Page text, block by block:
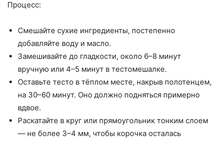
Процесс:
Смешайте сухие ингредиенты, постепенно
добавляйте воду и масло.
Замешивайте до гладкости, около 6–8 минут
вручную или 4–5 минут в тестомешалке.
Оставьте тесто в тёплом месте, накрыв полотенцем,
на 30–60 минут. Оно должно подняться примерно
вдвое.
Раскатайте в круг или прямоугольник тонким слоем
— не более 3–4 мм, чтобы корочка осталась